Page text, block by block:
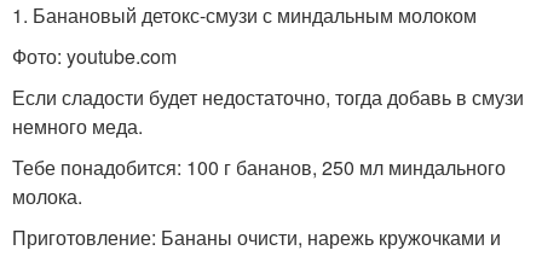
1. Банановый детокс-смузи с миндальным молоком
Фото: youtube.com
Если сладости будет недостаточно, тогда добавь в смузи
немного меда.
Тебе понадобится: 100 г бананов, 250 мл миндального
молока.
Приготовление: Бананы очисти, нарежь кружочками и